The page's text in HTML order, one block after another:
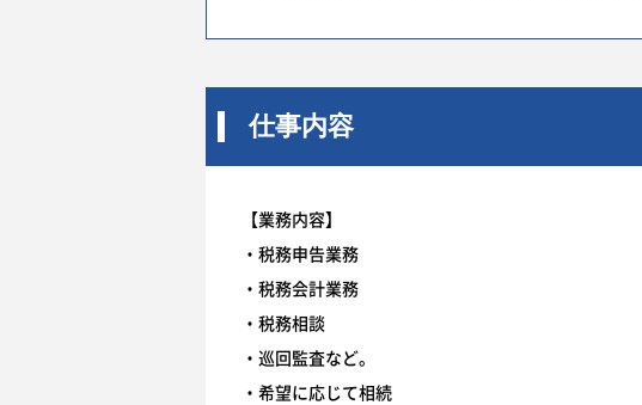
仕事内容
【業務内容】
・税務申告業務
・税務会計業務
・税務相談
・巡回監査など。
・希望に応じて相続